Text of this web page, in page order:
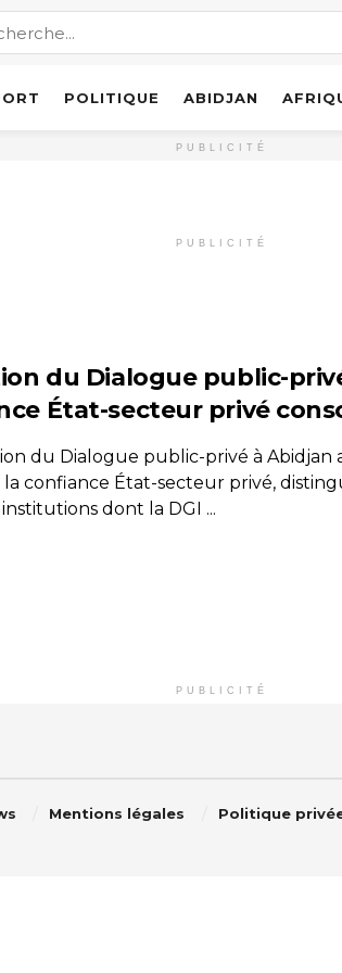
POLITIQUE ABIDJAN
PUBLICITÉ
PUBLICITÉ
du Dialogue public-
État-secteur privé
du Dialogue public-privé à Abidjan
la confiance État-secteur privé,
dont la DGI ...
PUBLICITÉ
Mentions légales Politique